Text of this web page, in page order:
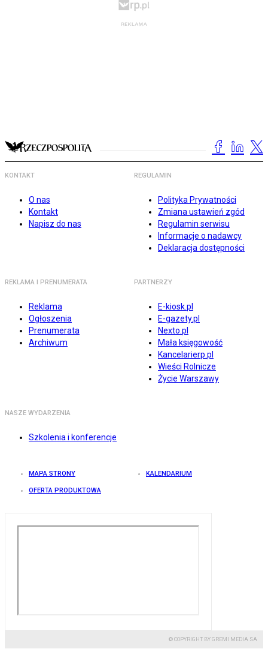
KONTAKT
O nas
Kontakt
Napisz do nas
REGULAMIN
Polityka Prywatności
Zmiana ustawień zgód
Regulamin serwisu
Informacje o nadawcy
Deklaracja dostępności
REKLAMA I PRENUMERATA
Reklama
Ogłoszenia
Prenumerata
Archiwum
PARTNERZY
E-kiosk.pl
E-gazety.pl
Nexto.pl
Mała księgowość
Kancelarierp.pl
Wieści Rolnicze
Życie Warszawy
NASZE WYDARZENIA
Szkolenia i konferencje
MAPA STRONY KALENDARIUM
OFERTA PRODUKTOWA
© COPYRIGHT BY GREMI MEDIA SA